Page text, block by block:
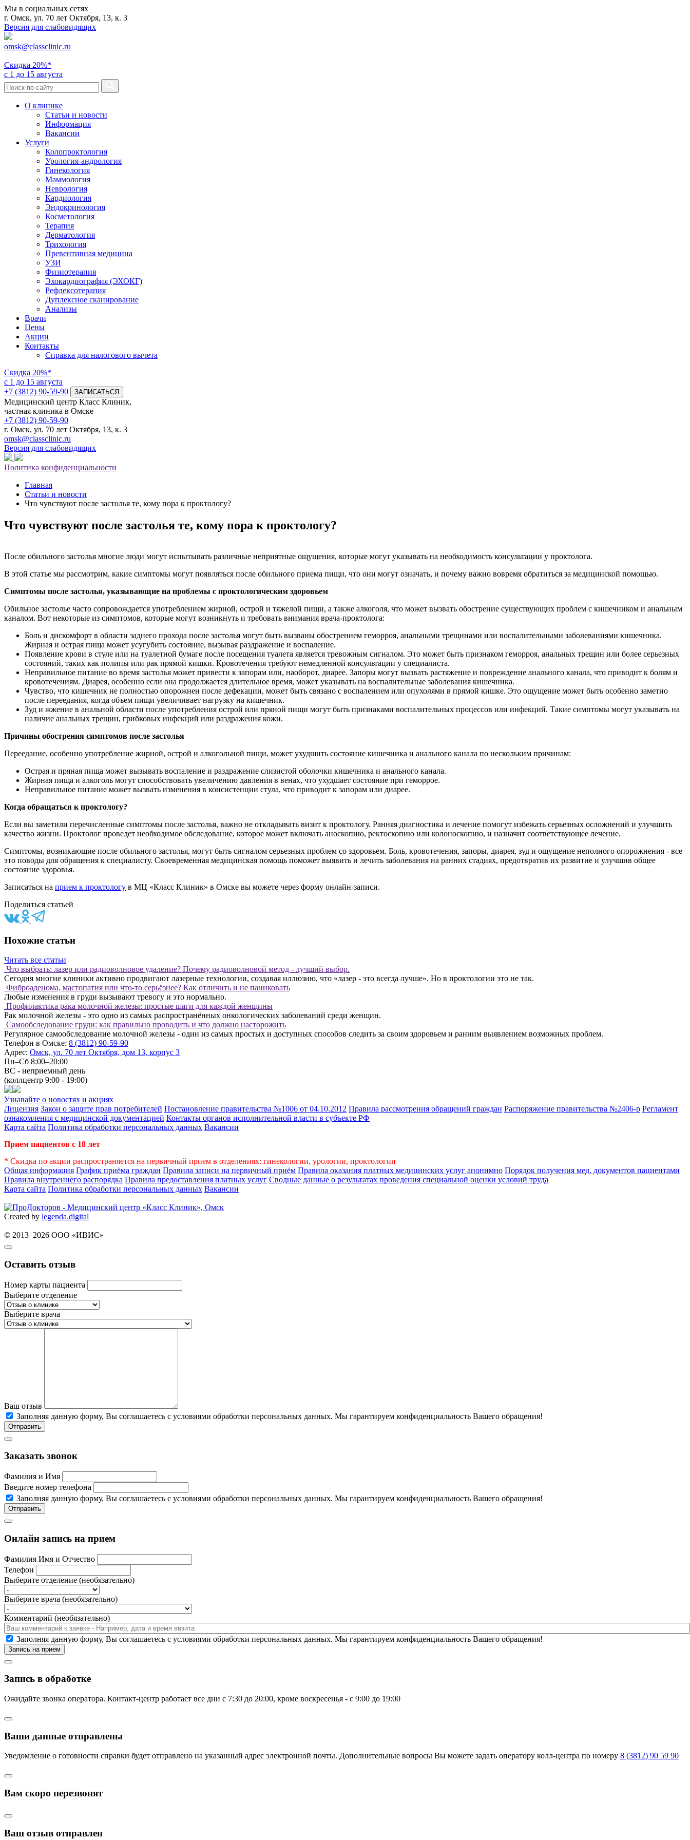
Мы в социальных сетях
г. Омск, ул. 70 лет Октября, 13, к. 3
Версия для слабовидящих
omsk@classclinic.ru
Скидка 20%*
с 1 до 15 августа
О клинике
Статьи и новости
Информация
Вакансии
Услуги
Колопроктология
Урология-андрология
Гинекология
Маммология
Неврология
Кардиология
Эндокринология
Косметология
Терапия
Дерматология
Трихология
Превентивная медицина
УЗИ
Физиотерапия
Эхокардиография (ЭХОКГ)
Рефлексотерапия
Дуплексное сканирование
Анализы
Врачи
Цены
Акции
Контакты
Справка для налогового вычета
Скидка 20%*
с 1 до 15 августа
+7 (3812) 90-59-90
ЗАПИСАТЬСЯ
Медицинский центр Класс Клиник,
частная клиника в Омске
+7 (3812) 90-59-90
г. Омск, ул. 70 лет Октября, 13, к. 3
omsk@classclinic.ru
Версия для слабовидящих
Политика конфиденциальности
Главная
Статьи и новости
Что чувствуют после застолья те, кому пора к проктологу?
Что чувствуют после застолья те, кому пора к проктологу?
После обильного застолья многие люди могут испытывать различные неприятные ощущения, которые могут указывать на необходимость консультации у проктолога.
В этой статье мы рассмотрим, какие симптомы могут появляться после обильного приема пищи, что они могут означать, и почему важно вовремя обратиться за медицинской помощью.
Симптомы после застолья, указывающие на проблемы с проктологическим здоровьем
Обильное застолье часто сопровождается употреблением жирной, острой и тяжелой пищи, а также алкоголя, что может вызвать обострение существующих проблем с кишечником и анальным
каналом. Вот некоторые из симптомов, которые могут возникнуть и требовать внимания врача-проктолога:
Боль и дискомфорт в области заднего прохода после застолья могут быть вызваны обострением геморроя, анальными трещинами или воспалительными заболеваниями кишечника.
Жирная и острая пища может усугубить состояние, вызывая раздражение и воспаление.
Появление крови в стуле или на туалетной бумаге после посещения туалета является тревожным сигналом. Это может быть признаком геморроя, анальных трещин или более серьезных
состояний, таких как полипы или рак прямой кишки. Кровотечения требуют немедленной консультации у специалиста.
Неправильное питание во время застолья может привести к запорам или, наоборот, диарее. Запоры могут вызвать растяжение и повреждение анального канала, что приводит к болям и
кровотечениям. Диарея, особенно если она продолжается длительное время, может указывать на воспалительные заболевания кишечника.
Чувство, что кишечник не полностью опорожнен после дефекации, может быть связано с воспалением или опухолями в прямой кишке. Это ощущение может быть особенно заметно
после переедания, когда объем пищи увеличивает нагрузку на кишечник.
Зуд и жжение в анальной области после употребления острой или пряной пищи могут быть признаками воспалительных процессов или инфекций. Такие симптомы могут указывать на
наличие анальных трещин, грибковых инфекций или раздражения кожи.
Причины обострения симптомов после застолья
Переедание, особенно употребление жирной, острой и алкогольной пищи, может ухудшить состояние кишечника и анального канала по нескольким причинам:
Острая и пряная пища может вызывать воспаление и раздражение слизистой оболочки кишечника и анального канала.
Жирная пища и алкоголь могут способствовать увеличению давления в венах, что ухудшает состояние при геморрое.
Неправильное питание может вызвать изменения в консистенции стула, что приводит к запорам или диарее.
Когда обращаться к проктологу?
Если вы заметили перечисленные симптомы после застолья, важно не откладывать визит к проктологу. Ранняя диагностика и лечение помогут избежать серьезных осложнений и улучшить
качество жизни. Проктолог проведет необходимое обследование, которое может включать аноскопию, ректоскопию или колоноскопию, и назначит соответствующее лечение.
Симптомы, возникающие после обильного застолья, могут быть сигналом серьезных проблем со здоровьем. Боль, кровотечения, запоры, диарея, зуд и ощущение неполного опорожнения - все
это поводы для обращения к специалисту. Своевременная медицинская помощь поможет выявить и лечить заболевания на ранних стадиях, предотвратив их развитие и улучшив общее
состояние здоровья.
Записаться на прием к проктологу в МЦ «Класс Клиник» в Омске вы можете через форму онлайн-записи.
Поделиться статьей
Похожие статьи
Читать все статьи
Что выбрать: лазер или радиоволновое удаление? Почему радиоволновой метод - лучший выбор.
Сегодня многие клиники активно продвигают лазерные технологии, создавая иллюзию, что «лазер - это всегда лучше». Но в проктологии это не так.
Фиброаденома, мастопатия или что-то серьёзнее? Как отличить и не паниковать
Любые изменения в груди вызывают тревогу и это нормально.
Профилактика рака молочной железы: простые шаги для каждой женщины
Рак молочной железы - это одно из самых распространённых онкологических заболеваний среди женщин.
Самообследование груди: как правильно проводить и что должно насторожить
Регулярное самообследование молочной железы - один из самых простых и доступных способов следить за своим здоровьем и ранним выявлением возможных проблем.
Телефон в Омске: 8 (3812) 90-59-90
Адрес: Омск, ул. 70 лет Октября, дом 13, корпус 3
Пн–Сб 8:00–20:00
ВС - неприемный день
(коллцентр 9:00 - 19:00)
Узнавайте о новостях и акциях
Лицензия Закон о защите прав потребителей Постановление правительства №1006 от 04.10.2012 Правила рассмотрения обращений граждан Распоряжение правительства №2406-р Регламент
ознакомления с медицинской документацией Контакты органов исполнительной власти в субъекте РФ
Карта сайта Политика обработки персональных данных Вакансии
Прием пациентов с 18 лет
* Скидка по акции распространяется на первичный прием в отделениях: гинекологии, урологии, проктологии
Общая информация График приёма граждан Правила записи на первичный приём Правила оказания платных медицинских услуг анонимно Порядок получения мед. документов пациентами
Правила внутреннего распорядка Правила предоставления платных услуг Сводные данные о результатах проведения специальной оценки условий труда
Карта сайта Политика обработки персональных данных Вакансии
Created by legenda.digital
© 2013–2026 ООО «ИВИС»
Оставить отзыв
Номер карты пациента
Выберите отделение
Выберите врача
Ваш отзыв
Заполняя данную форму, Вы соглашаетесь c условиями обработки персональных данных. Мы гарантируем конфиденциальность Вашего обращения!
Отправить
Заказать звонок
Фамилия и Имя
Введите номер телефона
Заполняя данную форму, Вы соглашаетесь c условиями обработки персональных данных. Мы гарантируем конфиденциальность Вашего обращения!
Отправить
Онлайн запись на прием
Фамилия Имя и Отчество
Телефон
Выберите отделение (необязательно)
Выберите врача (необязательно)
Комментарий (необязательно)
Заполняя данную форму, Вы соглашаетесь c условиями обработки персональных данных. Мы гарантируем конфиденциальность Вашего обращения!
Запись на прием
Запись в обработке
Ожидайте звонка оператора. Контакт-центр работает все дни с 7:30 до 20:00, кроме воскресенья - с 9:00 до 19:00
Ваши данные отправлены
Уведомление о готовности справки будет отправлено на указанный адрес электронной почты. Дополнительные вопросы Вы можете задать оператору колл-центра по номеру 8 (3812) 90 59 90
Вам скоро перезвонят
Ваш отзыв отправлен